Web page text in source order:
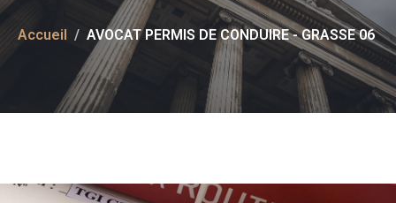
Accueil AVOCAT PERMIS DE CONDUIRE - GRASSE 06